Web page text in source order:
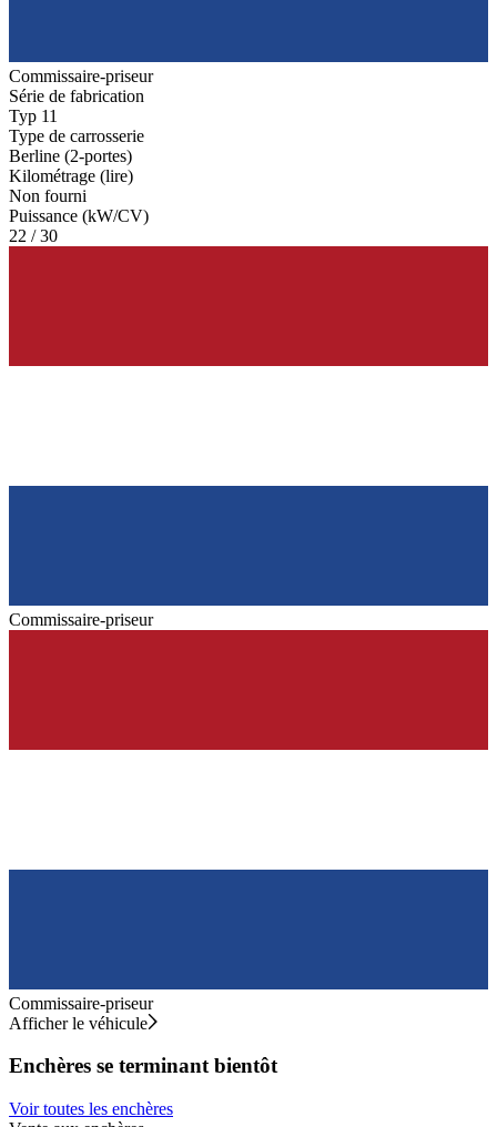
Commissaire-priseur
Série de fabrication
Typ 11
Type de carrosserie
Berline (2-portes)
Kilométrage (lire)
Non fourni
Puissance (kW/CV)
22 / 30
Commissaire-priseur
Commissaire-priseur
Afficher le véhicule
Enchères se terminant bientôt
Voir toutes les enchères